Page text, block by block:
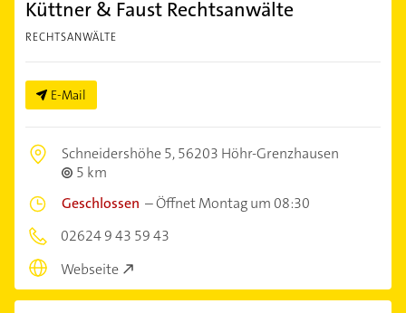
Küttner & Faust Rechtsanwälte
RECHTSANWÄLTE
E-Mail
Schneidershöhe 5,56203 Höhr-Grenzhausen
5 km
Geschlossen –Öffnet Montag um 08:30
02624 9 43 59 43
Webseite